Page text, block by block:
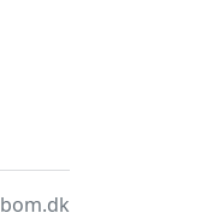
bom.dk